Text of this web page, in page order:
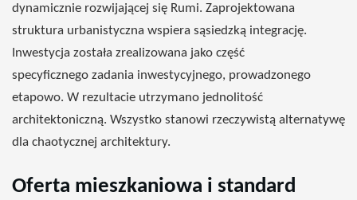
dynamicznie rozwijającej się Rumi. Zaprojektowana
struktura urbanistyczna wspiera sąsiedzką integrację.
Inwestycja została zrealizowana jako część
specyficznego zadania inwestycyjnego, prowadzonego
etapowo. W rezultacie utrzymano jednolitość
architektoniczną. Wszystko stanowi rzeczywistą alternatywę
dla chaotycznej architektury.
Oferta mieszkaniowa i standard